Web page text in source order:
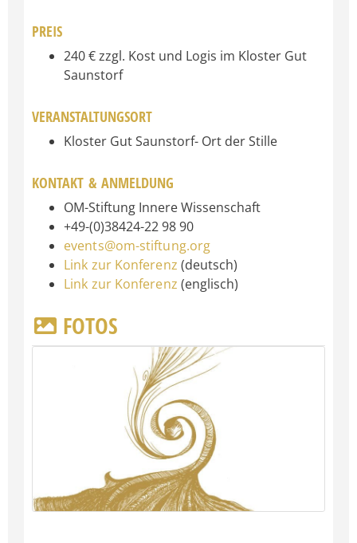
PREIS
240 € zzgl. Kost und Logis im Kloster Gut
Saunstorf
VERANSTALTUNGSORT
Kloster Gut Saunstorf- Ort der Stille
KONTAKT & ANMELDUNG
OM-Stiftung Innere Wissenschaft
+49-(0)38424-22 98 90
events@om-stiftung.org
Link zur Konferenz (deutsch)
Link zur Konferenz (englisch)
FOTOS